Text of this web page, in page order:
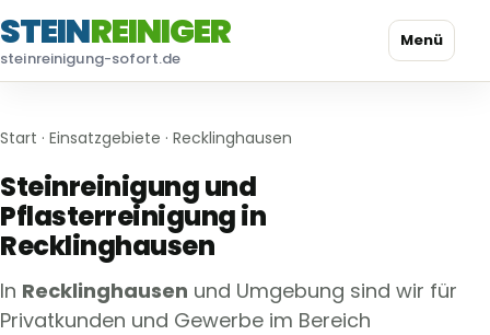
STEINREINIGER
steinreinigung-sofort.de
Menü
Start · Einsatzgebiete · Recklinghausen
Steinreinigung und
Pflasterreinigung in
Recklinghausen
In Recklinghausen und Umgebung sind wir für
Privatkunden und Gewerbe im Bereich